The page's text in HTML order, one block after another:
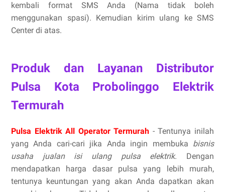
kembali format SMS Anda (Nama tidak boleh
menggunakan spasi). Kemudian kirim ulang ke SMS
Center di atas.
Produk dan Layanan Distributor
Pulsa Kota Probolinggo Elektrik
Termurah
Pulsa Elektrik All Operator Termurah - Tentunya inilah
yang Anda cari-cari jika Anda ingin membuka bisnis
usaha jualan isi ulang pulsa elektrik. Dengan
mendapatkan harga dasar pulsa yang lebih murah,
tentunya keuntungan yang akan Anda dapatkan akan